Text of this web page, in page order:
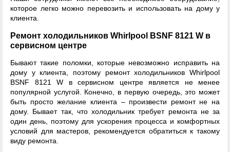
которое легко можно перевозить и использовать на дому у
клиента.
Ремонт холодильников Whirlpool BSNF 8121 W в
сервисном центре
Бывают такие поломки, которые невозможно исправить на
дому у клиента, поэтому ремонт холодильников Whirlpool
BSNF 8121 W в сервисном центре является не менее
популярной услугой. Конечно, в первую очередь, это может
быть просто желание клиента – произвести ремонт не на
дому. Бывает так, что холодильник требует ремонта не за
один день, поэтому для ускорения процесса и комфортных
условий для мастеров, рекомендуется обратиться к такому
виду ремонта.